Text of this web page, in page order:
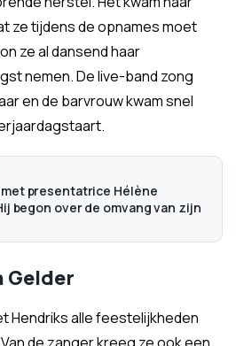
ze tijdens de opnames moet
ze al dansend haar
nemen. De live-band zong
en de barvrouw kwam snel
presentatrice Hélène
begon over de omvang van zijn
Gelder
Hendriks alle feestelijkheden